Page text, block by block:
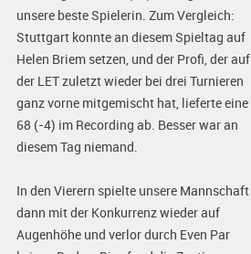
unsere beste Spielerin. Zum Vergleich:
Stuttgart konnte an diesem Spieltag auf
Helen Briem setzen, und der Profi, der auf
der LET zuletzt wieder bei drei Turnieren
ganz vorne mitgemischt hat, lieferte eine
68 (-4) im Recording ab. Besser war an
diesem Tag niemand.
In den Vierern spielte unsere Mannschaft
dann mit der Konkurrenz wieder auf
Augenhöhe und verlor durch Even Par